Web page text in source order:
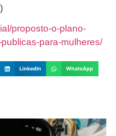
proposto-o-plano-
para-mulheres/
LinkedIn WhatsApp